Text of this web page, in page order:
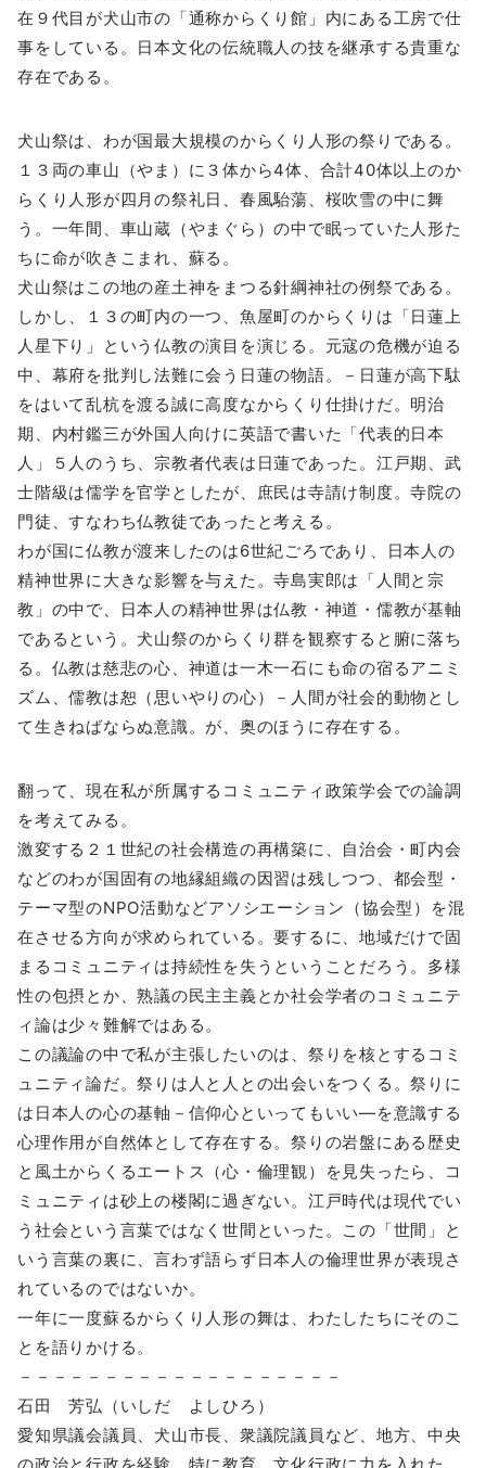
在９代目が犬山市の「通称からくり館」内にある工房で仕
事をしている。日本文化の伝統職人の技を継承する貴重な
存在である。
犬山祭は、わが国最大規模のからくり人形の祭りである。
１３両の車山（やま）に３体から4体、合計40体以上のか
らくり人形が四月の祭礼日、春風駘蕩、桜吹雪の中に舞
う。一年間、車山蔵（やまぐら）の中で眠っていた人形た
ちに命が吹きこまれ、蘇る。
犬山祭はこの地の産土神をまつる針綱神社の例祭である。
しかし、１３の町内の一つ、魚屋町のからくりは「日蓮上
人星下り」という仏教の演目を演じる。元寇の危機が迫る
中、幕府を批判し法難に会う日蓮の物語。－日蓮が高下駄
をはいて乱杭を渡る誠に高度なからくり仕掛けだ。明治
期、内村鑑三が外国人向けに英語で書いた「代表的日本
人」５人のうち、宗教者代表は日蓮であった。江戸期、武
士階級は儒学を官学としたが、庶民は寺請け制度。寺院の
門徒、すなわち仏教徒であったと考える。
わが国に仏教が渡来したのは6世紀ごろであり、日本人の
精神世界に大きな影響を与えた。寺島実郎は「人間と宗
教」の中で、日本人の精神世界は仏教・神道・儒教が基軸
であるという。犬山祭のからくり群を観察すると腑に落ち
る。仏教は慈悲の心、神道は一木一石にも命の宿るアニミ
ズム、儒教は恕（思いやりの心）－人間が社会的動物とし
て生きねばならぬ意識。が、奥のほうに存在する。
翻って、現在私が所属するコミュニティ政策学会での論調
を考えてみる。
激変する２１世紀の社会構造の再構築に、自治会・町内会
などのわが国固有の地縁組織の因習は残しつつ、都会型・
テーマ型のNPO活動などアソシエーション（協会型）を混
在させる方向が求められている。要するに、地域だけで固
まるコミュニティは持続性を失うということだろう。多様
性の包摂とか、熟議の民主主義とか社会学者のコミュニテ
ィ論は少々難解ではある。
この議論の中で私が主張したいのは、祭りを核とするコミ
ュニティ論だ。祭りは人と人との出会いをつくる。祭りに
は日本人の心の基軸－信仰心といってもいい―を意識する
心理作用が自然体として存在する。祭りの岩盤にある歴史
と風土からくるエートス（心・倫理観）を見失ったら、コ
ミュニティは砂上の楼閣に過ぎない。江戸時代は現代でい
う社会という言葉ではなく世間といった。この「世間」と
いう言葉の裏に、言わず語らず日本人の倫理世界が表現さ
れているのではないか。
一年に一度蘇るからくり人形の舞は、わたしたちにそのこ
とを語りかける。
－－－－－－－－－－－－－－－－－－－
石田 芳弘（いしだ よしひろ）
愛知県議会議員、犬山市長、衆議院議員など、地方、中央